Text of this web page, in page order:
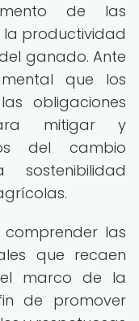
de las
productividad
ganado. Ante
que los
obligaciones
mitigar y
del cambio
comprender las
que recaen
marco de la
de promover